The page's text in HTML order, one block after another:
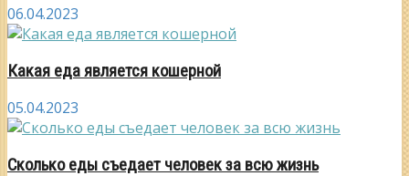
06.04.2023
Какая еда является кошерной
05.04.2023
Сколько еды съедает человек за всю жизнь